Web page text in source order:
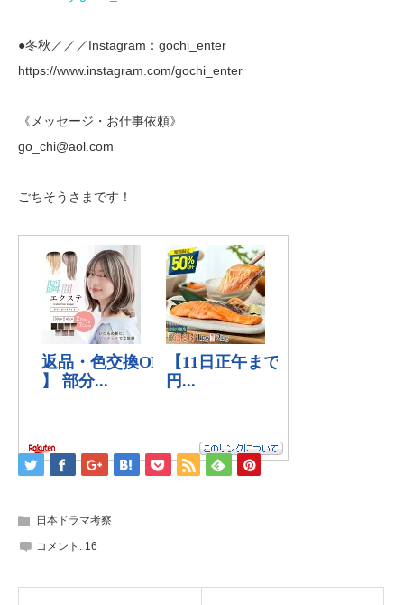
●冬秋／／／Instagram：gochi_enter
https://www.instagram.com/gochi_enter
《メッセージ・お仕事依頼》
go_chi@aol.com
ごちそうさまです！
日本ドラマ考察
コメント: 16